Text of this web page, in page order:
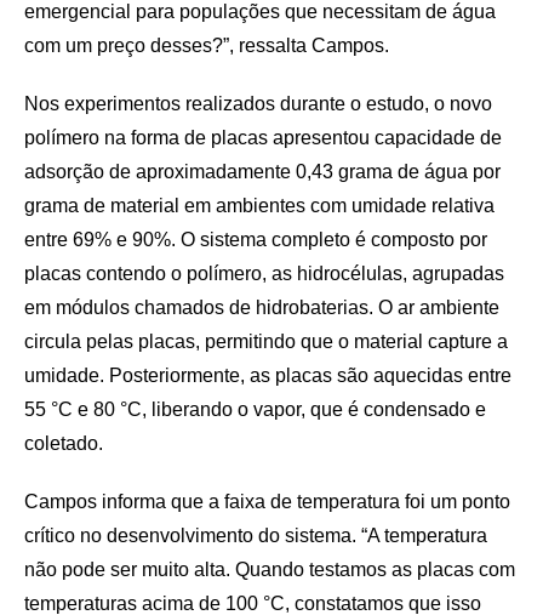
emergencial para populações que necessitam de água
com um preço desses?”, ressalta Campos.
Nos experimentos realizados durante o estudo, o novo
polímero na forma de placas apresentou capacidade de
adsorção de aproximadamente 0,43 grama de água por
grama de material em ambientes com umidade relativa
entre 69% e 90%. O sistema completo é composto por
placas contendo o polímero, as hidrocélulas, agrupadas
em módulos chamados de hidrobaterias. O ar ambiente
circula pelas placas, permitindo que o material capture a
umidade. Posteriormente, as placas são aquecidas entre
55 °C e 80 °C, liberando o vapor, que é condensado e
coletado.
Campos informa que a faixa de temperatura foi um ponto
crítico no desenvolvimento do sistema. “A temperatura
não pode ser muito alta. Quando testamos as placas com
temperaturas acima de 100 °C, constatamos que isso